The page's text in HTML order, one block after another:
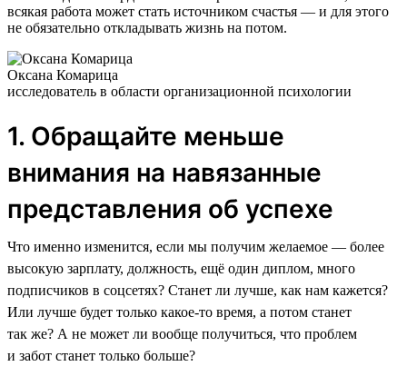
всякая работа может стать источником счастья — и для этого
не обязательно откладывать жизнь на потом.
Оксана Комарица
исследователь в области организационной психологии
1. Обращайте меньше
внимания на навязанные
представления об успехе
Что именно изменится, если мы получим желаемое — более
высокую зарплату, должность, ещё один диплом, много
подписчиков в соцсетях? Станет ли лучше, как нам кажется?
Или лучше будет только какое-то время, а потом станет
так же? А не может ли вообще получиться, что проблем
и забот станет только больше?